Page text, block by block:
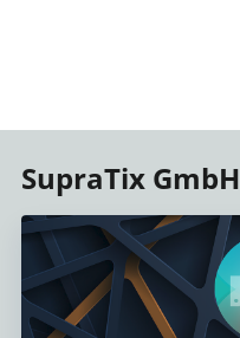
SupraTix GmbH